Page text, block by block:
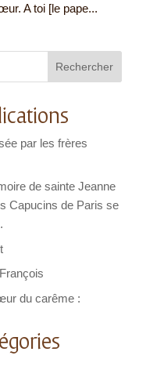
A toi [le pape...
Rechercher
par les frères
de sainte Jeanne
Capucins de Paris se
du carême :